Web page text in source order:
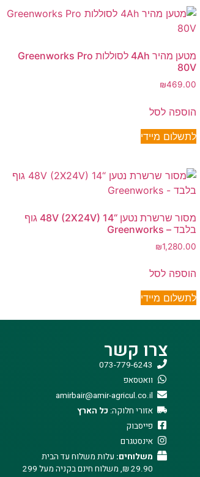
מטען מהיר 4Ah לסוללות Greenworks Pro
80V
₪469.00
הוספה לסל
לתשלום מיידי
מסור שרשרת נטען “14 48V (2X24V) גוף
בלבד – Greenworks
₪1,280.00
הוספה לסל
לתשלום מיידי
צרו קשר
073-779-6243
וואטסאפ
amirbair@amir-agricul.co.il
אזורי חלוקה: כל הארץ
פייסבוק
אינסטגרם
משלוחים: עלות משלוח עד הבית
29.90 ₪, משלוח חינם בקניה מעל 299